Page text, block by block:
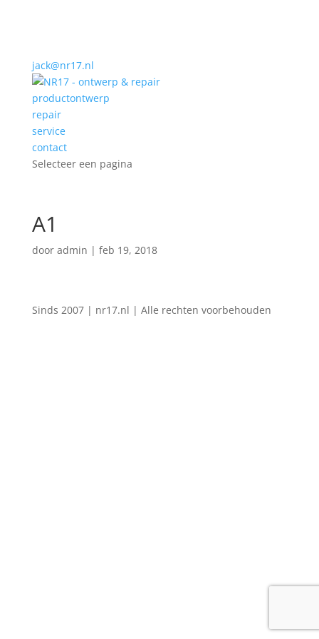
jack@nr17.nl
productontwerp
repair
service
contact
Selecteer een pagina
A1
door admin | feb 19, 2018
Sinds 2007 | nr17.nl | Alle rechten voorbehouden